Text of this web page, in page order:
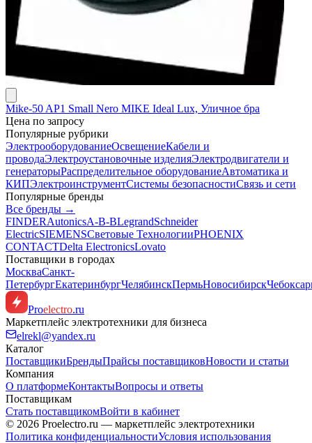
Mike-50 AP1 Small Nero MIKE Ideal Lux, Уличное бра
Цена по запросу
Популярные рубрики
ЭлектрооборудованиеОсвещениеКабели и
проводаЭлектроустановочные изделияЭлектродвигатели и
генераторыРаспределительное оборудованиеАвтоматика и
КИПЭлектроинструментСистемы безопасностиСвязь и сети
Популярные бренды
Все бренды →
FINDERAutonicsA-B-BLegrandSchneider
ElectricSIEMENSСветовые ТехнологииPHOENIX
CONTACTDelta ElectronicsLovato
Поставщики в городах
МоскваСанкт-
ПетербургЕкатеринбургЧелябинскПермьНовосибирск
Proelectro.ru
Маркетплейс электротехники для бизнеса
elrekl@yandex.ru
Каталог
ПоставщикиБрендыПрайсы поставщиковНовости и статьи
Компания
О платформеКонтактыВопросы и ответы
Поставщикам
Стать поставщикомВойти в кабинет
© 2026 Proelectro.ru — маркетплейс электротехники
Политика конфиденциальностиУсловия использования